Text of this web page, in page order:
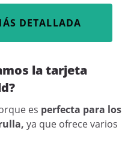
DETALLADA
la tarjeta
es perfecta para los
ya que ofrece varios